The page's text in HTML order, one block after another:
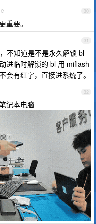
30
重要。
31
不知道是不是永久解锁 bl
进临时解锁的 bl 用 miflash
会有红字，直接进系统了。
32
记本电脑